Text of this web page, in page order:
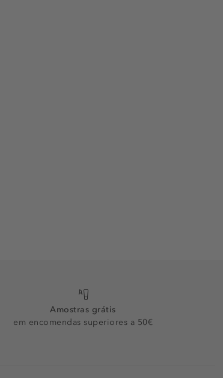
Amostras grátis
em encomendas superiores a 50€